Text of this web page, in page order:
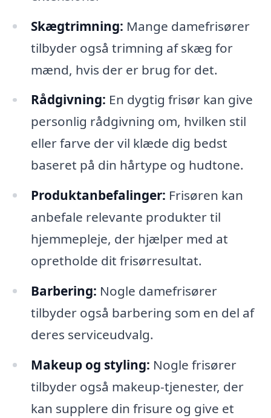
Skægtrimning: Mange damefrisører
tilbyder også trimning af skæg for
mænd, hvis der er brug for det.
Rådgivning: En dygtig frisør kan give
personlig rådgivning om, hvilken stil
eller farve der vil klæde dig bedst
baseret på din hårtype og hudtone.
Produktanbefalinger: Frisøren kan
anbefale relevante produkter til
hjemmepleje, der hjælper med at
opretholde dit frisørresultat.
Barbering: Nogle damefrisører
tilbyder også barbering som en del af
deres serviceudvalg.
Makeup og styling: Nogle frisører
tilbyder også makeup-tjenester, der
kan supplere din frisure og give et